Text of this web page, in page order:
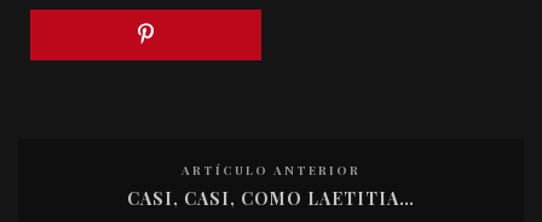
ARTÍCULO ANTERIOR
CASI, CASI, COMO LAETITIA…